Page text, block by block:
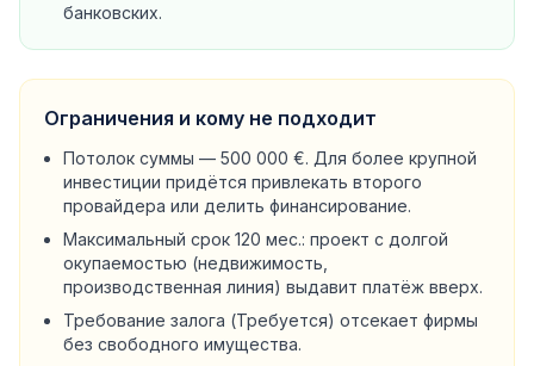
банковских.
Ограничения и кому не подходит
Потолок суммы — 500 000 €. Для более крупной
инвестиции придётся привлекать второго
провайдера или делить финансирование.
Максимальный срок 120 мес.: проект с долгой
окупаемостью (недвижимость,
производственная линия) выдавит платёж вверх.
Требование залога (Требуется) отсекает фирмы
без свободного имущества.